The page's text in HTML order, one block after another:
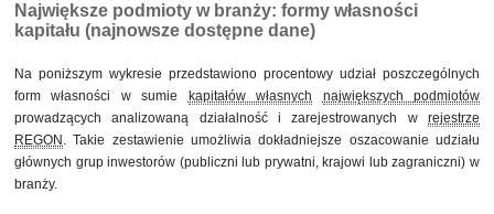
Największe podmioty w branży: formy własności
kapitału (najnowsze dostępne dane)
Na poniższym wykresie przedstawiono procentowy udział poszczególnych
form własności w sumie
kapitałów własnych
największych podmiotów
prowadzących analizowaną działalność i zarejestrowanych w rejestrze
REGON . Takie zestawienie umożliwia dokładniejsze oszacowanie udziału
głównych grup inwestorów (publiczni lub prywatni, krajowi lub zagraniczni) w
branży.